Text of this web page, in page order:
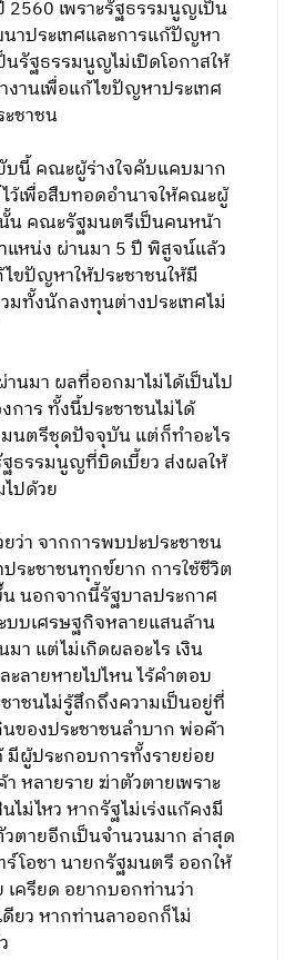
เพราะรัฐธรรมนูญเป็น
าประเทศและการแก้ปัญหา
นรัฐธรรมนูญไม่เปิดโอกาสให้
านเพื่อแก้ไขปัญหาประเทศ
ชาชน
นี้ คณะผู้ร่างใจคับแคบมาก
ว้เพื่อสืบทอดอำนาจให้คณะผู้
น คณะรัฐมนตรีเป็นคนหน้า
แหน่ง ผ่านมา 5 ปี พิสูจน์แล้ว
ขปัญหาให้ประชาชนให้มี
มทั้งนักลงทุนต่างประเทศไม่
นมา ผลที่ออกมาไม่ได้เป็นไป
าร ทั้งนี้ประชาชนไม่ได้
นตรีชุดปัจจุบัน แต่ก็ทำอะไร
ฐธรรมนูญที่บิดเบี้ยว ส่งผลให้
ปด้วย
ว่า จากการพบปะประชาชน
ระชาชนทุกข์ยาก การใช้ชีวิต
นอกจากนี้รัฐบาลประกาศ
บบเศรษฐกิจหลายแสนล้าน
า แต่ไม่เกิดผลอะไร เงิน
ลายหายไปไหน ไร้คำตอบ
าชนไม่รู้สึกถึงความเป็นอยู่ที่
ของประชาชนลำบาก พ่อค้า
มีผู้ประกอบการทั้งรายย่อย
หลายราย ฆ่าตัวตายเพราะ
ม่ไหว หากรัฐไม่เร่งแก้คงมี
ตายอีกเป็นจำนวนมาก ล่าสุด
โอชา นายกรัฐมนตรี ออกให้
ครียด อยากบอกท่านว่า
ยว หากท่านลาออกก็ไม่